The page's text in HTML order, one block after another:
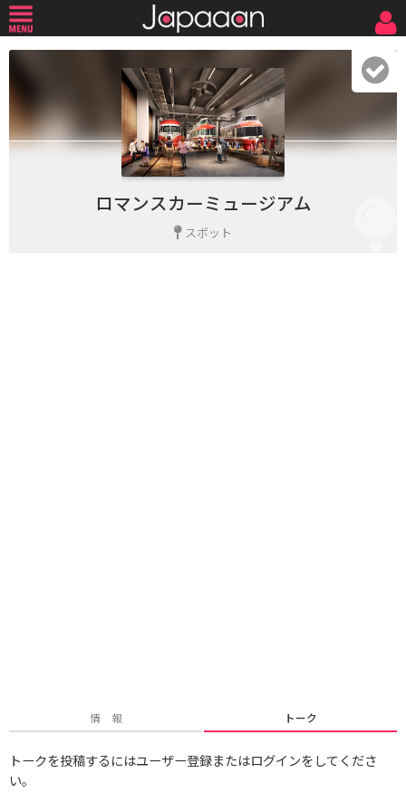
ロマンスカーミュージアム
スポット
情 報 トーク
トークを投稿するにはユーザー登録またはログインをしてくださ
い。